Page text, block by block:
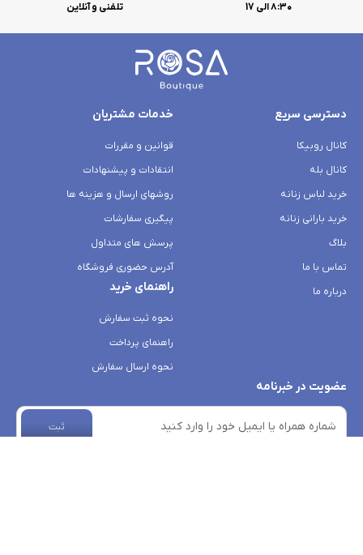
۸:۳۰ الی 17
تلفنی و آنلاین
دسترسی سریع
کانال روبیکا
کانال بله
خرید لباس زنانه
خرید بارانی زنانه
بلاگ
تماس با ما
درباره ما
خدمات مشتریان
قوانین و مقررات
انتقادات و پیشنهادات
روشهای ارسال و هزینه ها
پیگیری سفارشات
پرسش های متداول
آدرس حضوری فروشگاه
راهنمای خرید
نحوه ثبت سفارش
راهنمای پرداخت
نحوه ارسال سفارش
عضویت در خبرنامه
ثبت